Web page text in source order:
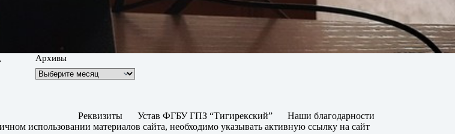
Архивы
Реквизиты Устав ФГБУ ГПЗ “Тигирекский”
Наши благодарности
использовании материалов сайта, необходимо указывать активную ссылку на сайт